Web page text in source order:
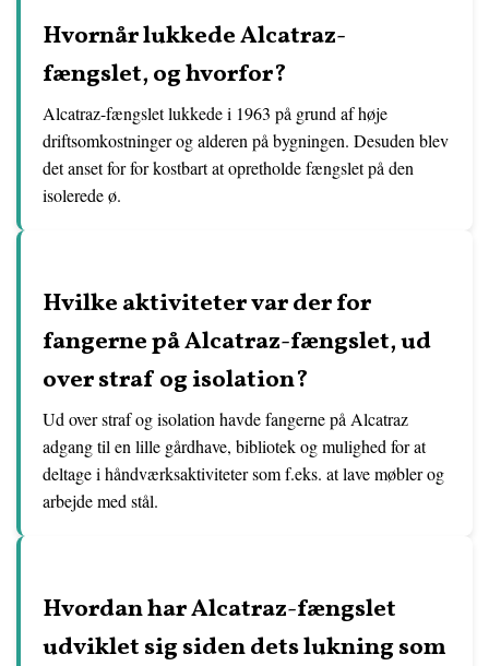
Hvornår lukkede Alcatraz-
fængslet, og hvorfor?
Alcatraz-fængslet lukkede i 1963 på grund af høje
driftsomkostninger og alderen på bygningen. Desuden blev
det anset for for kostbart at opretholde fængslet på den
isolerede ø.
Hvilke aktiviteter var der for
fangerne på Alcatraz-fængslet, ud
over straf og isolation?
Ud over straf og isolation havde fangerne på Alcatraz
adgang til en lille gårdhave, bibliotek og mulighed for at
deltage i håndværksaktiviteter som f.eks. at lave møbler og
arbejde med stål.
Hvordan har Alcatraz-fængslet
udviklet sig siden dets lukning som